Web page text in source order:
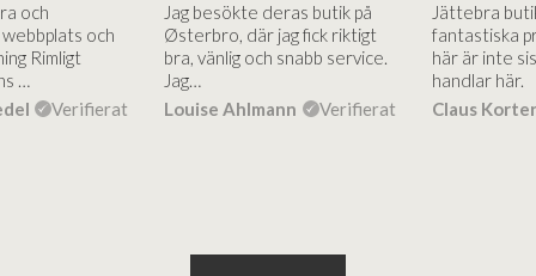
och
och
Rimligt
…
Verifierat
Jag besökte deras butik på
Østerbro, där jag fick riktigt
bra, vänlig och snabb service.
Jag…
Louise Ahlmann
Verifierat
Jättebra
fantastiska
här är inte
handlar här.
Claus